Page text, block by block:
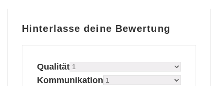
Hinterlasse deine Bewertung
Qualität
Kommunikation